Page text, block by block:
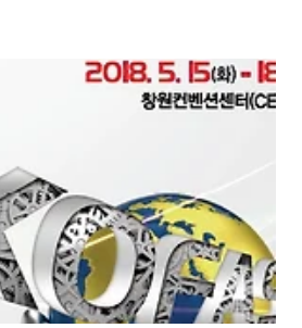
경 카메라가 전시되어 있는 것도 볼 수 있었
간에 레이져 마킹기를 소개한 적이 있었는데,
탑레이저라는 기업이 나오는 것을 볼 수 있었습
위 사진과 같은 기업인데, 일종의 역공학을 위해
시하고 있는 것을 볼 수 있었습니다. 일단 사진